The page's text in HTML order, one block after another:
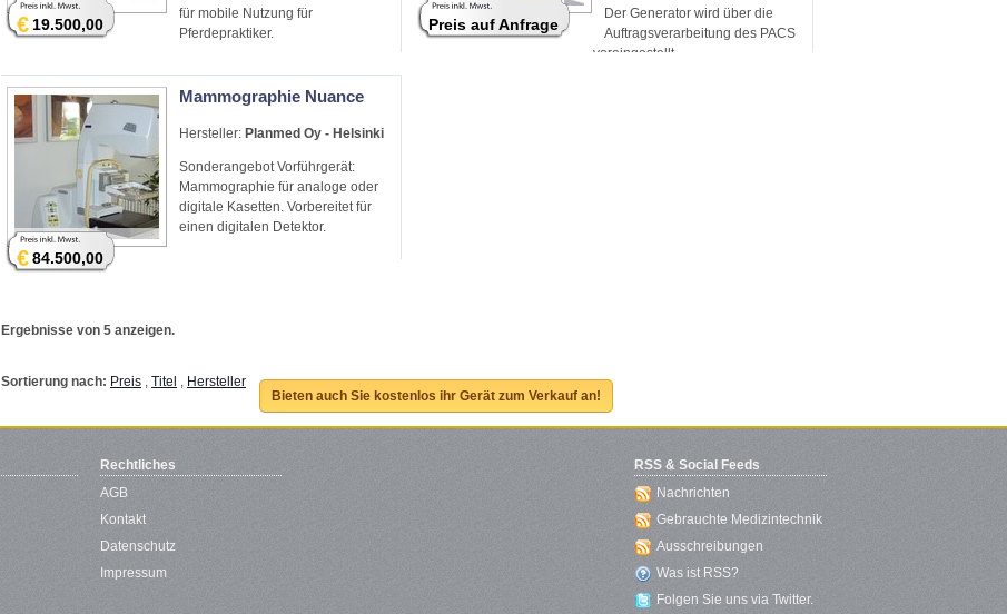
für mobile Nutzung für
Pferdepraktiker.
€19.500,00
Der Generator wird über die
Auftragsverarbeitung des PACS
voreingestellt.
Preis auf Anfrage
Mammographie Nuance
Hersteller: Planmed Oy - Helsinki
Sonderangebot Vorführgerät:
Mammographie für analoge oder
digitale Kasetten. Vorbereitet für
einen digitalen Detektor.
€84.500,00
Ergebnisse von 5 anzeigen.
Sortierung nach: Preis , Titel , Hersteller
Bieten auch Sie kostenlos ihr Gerät zum Verkauf an!
Rechtliches
AGB
Kontakt
Datenschutz
Impressum
RSS & Social Feeds
Nachrichten
Gebrauchte Medizintechnik
Ausschreibungen
Was ist RSS?
Folgen Sie uns via Twitter.